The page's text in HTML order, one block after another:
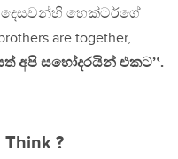
දෙසවන්හි හෙක්ටර්ගේ
are together,
අපි සහෝදරයින් එකට’‛.
Think ?